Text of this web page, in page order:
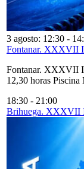
3 agosto: 12:30 -
Fontanar. XXXVII
Fontanar. XXXVII
12,30 horas
18:30 - 21:00
Brihuega. XXXVII